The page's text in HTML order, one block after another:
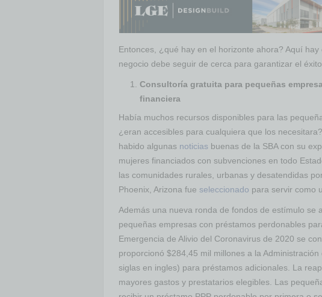
Entonces, ¿qué hay en el horizonte ahora? Aquí
negocio debe seguir de cerca para garantizar el
Consultoría gratuita para pequeñas
financiera
Había muchos recursos disponibles para las
¿eran accesibles para cualquiera que los
habido algunas noticias buenas de la SBA con su
mujeres financiados con subvenciones en todo
las comunidades rurales, urbanas y desatendidas
Phoenix, Arizona fue seleccionado para servir como
Además una nueva ronda de fondos de estímulo se
pequeñas empresas con préstamos perdonables
Emergencia de Alivio del Coronavirus de 2020 se
proporcionó $284,45 mil millones a la
siglas en ingles) para préstamos adicionales. La
mayores gastos y prestatarios elegibles. Las